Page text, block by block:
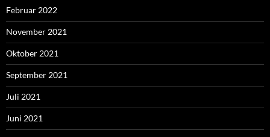
Februar 2022
November 2021
Oktober 2021
September 2021
Juli 2021
Juni 2021